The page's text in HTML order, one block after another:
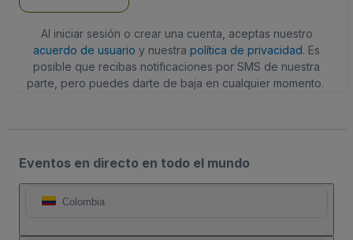
Al iniciar sesión o crear una cuenta, aceptas nuestro
acuerdo de usuario y nuestra política de privacidad. Es
posible que recibas notificaciones por SMS de nuestra
parte, pero puedes darte de baja en cualquier momento.
Eventos en directo en todo el mundo
Colombia